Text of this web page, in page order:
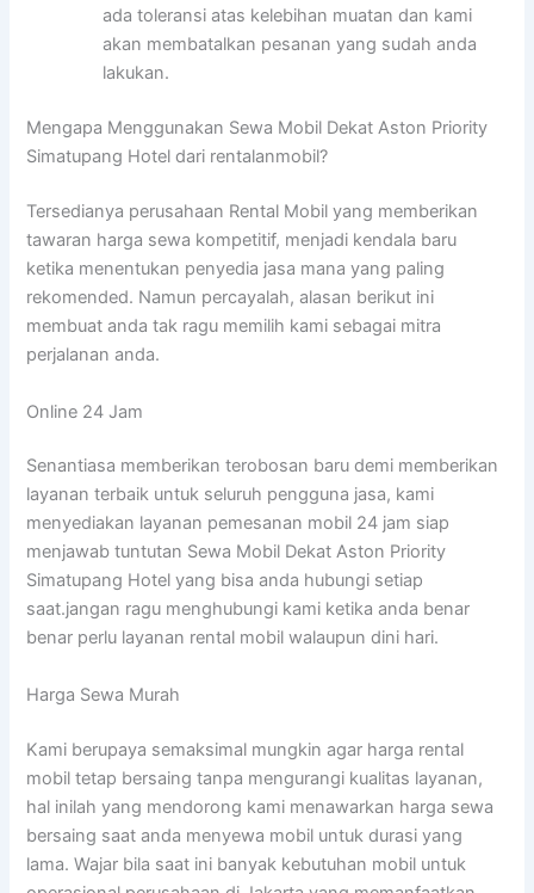
ada toleransi atas kelebihan muatan dan kami
akan membatalkan pesanan yang sudah anda
lakukan.
Mengapa Menggunakan Sewa Mobil Dekat Aston Priority
Simatupang Hotel dari rentalanmobil?
Tersedianya perusahaan Rental Mobil yang memberikan
tawaran harga sewa kompetitif, menjadi kendala baru
ketika menentukan penyedia jasa mana yang paling
rekomended. Namun percayalah, alasan berikut ini
membuat anda tak ragu memilih kami sebagai mitra
perjalanan anda.
Online 24 Jam
Senantiasa memberikan terobosan baru demi memberikan
layanan terbaik untuk seluruh pengguna jasa, kami
menyediakan layanan pemesanan mobil 24 jam siap
menjawab tuntutan Sewa Mobil Dekat Aston Priority
Simatupang Hotel yang bisa anda hubungi setiap
saat.jangan ragu menghubungi kami ketika anda benar
benar perlu layanan rental mobil walaupun dini hari.
Harga Sewa Murah
Kami berupaya semaksimal mungkin agar harga rental
mobil tetap bersaing tanpa mengurangi kualitas layanan,
hal inilah yang mendorong kami menawarkan harga sewa
bersaing saat anda menyewa mobil untuk durasi yang
lama. Wajar bila saat ini banyak kebutuhan mobil untuk